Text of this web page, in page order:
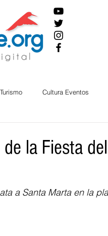
Turismo Cultura Eventos
la Fiesta del
a Santa Marta en la